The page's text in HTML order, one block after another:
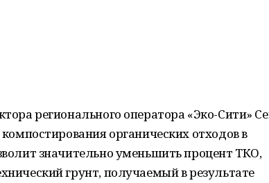
регионального оператора «Эко-Сити»
органических отходов в
значительно уменьшить процент ТКО,
грунт, получаемый в результате